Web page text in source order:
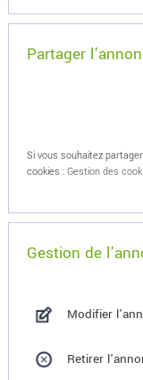
Partager
Si vous souhaitez
cookies : Gestion des
Gestion de
Modifier
Retirer